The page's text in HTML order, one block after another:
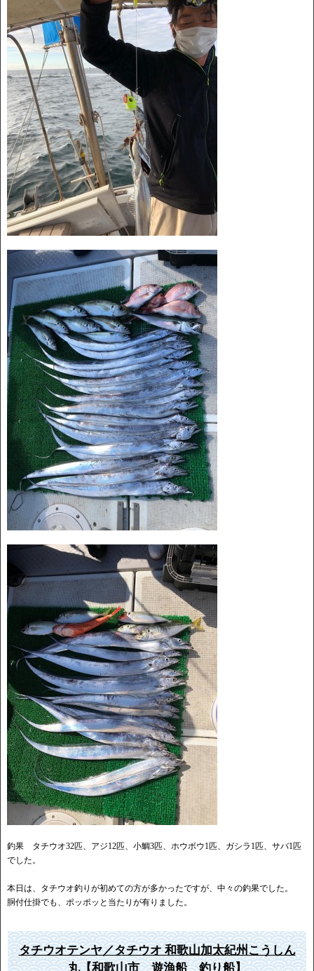
釣果 タチウオ32匹、アジ12匹、小鯛3匹、ホウボウ1匹、ガシラ1匹、サバ1匹
でした。
本日は、タチウオ釣りが初めての方が多かったですが、中々の釣果でした。
胴付仕掛でも、ポッポッと当たりが有りました。
タチウオテンヤ／タチウオ 和歌山加太紀州こうしん
丸【和歌山市 遊漁船 釣り船】